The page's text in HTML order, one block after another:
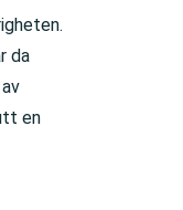
da
en